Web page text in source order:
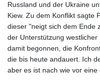
Russland und der Ukraine
Kiew. Zu dem Konflikt sagte
dieser "neigt sich dem Ende
der Unterstützung
damit begonnen, die
die bis heute andauert. Ich
aber es ist nach wie vor